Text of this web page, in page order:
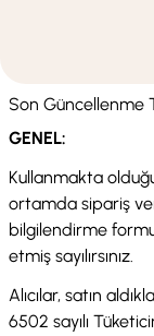
Son Güncellenme
GENEL:
Kullanmakta
ortamda sipariş
bilgilendirme
etmiş sayılırsınız.
Alıcılar, satın
6502 sayılı